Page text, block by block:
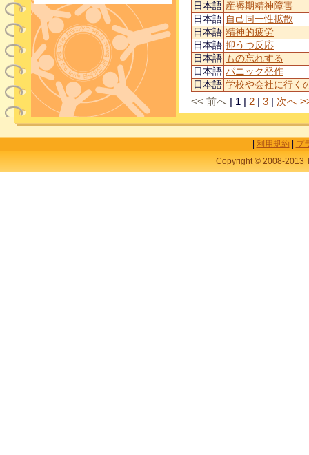
日本語 産褥期精神障害
日本語 自己同一性拡散
日本語 精神的疲労
日本語 抑うつ反応
日本語 もの忘れする
日本語 パニック発作
日本語 学校や会社に行く
<< 前へ 1 2 3 次へ
利用規約
プ
Copyright © 2008-2013